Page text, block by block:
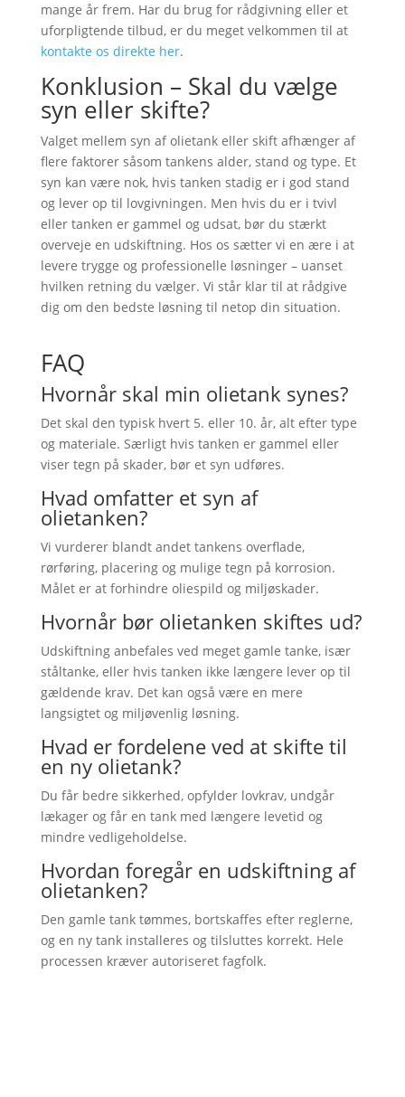
mange år frem. Har du brug for rådgivning eller et
uforpligtende tilbud, er du meget velkommen til at
kontakte os direkte her.
Konklusion – Skal du vælge
syn eller skifte?
Valget mellem syn af olietank eller skift afhænger af
flere faktorer såsom tankens alder, stand og type. Et
syn kan være nok, hvis tanken stadig er i god stand
og lever op til lovgivningen. Men hvis du er i tvivl
eller tanken er gammel og udsat, bør du stærkt
overveje en udskiftning. Hos os sætter vi en ære i at
levere trygge og professionelle løsninger – uanset
hvilken retning du vælger. Vi står klar til at rådgive
dig om den bedste løsning til netop din situation.
FAQ
Hvornår skal min olietank synes?
Det skal den typisk hvert 5. eller 10. år, alt efter type
og materiale. Særligt hvis tanken er gammel eller
viser tegn på skader, bør et syn udføres.
Hvad omfatter et syn af
olietanken?
Vi vurderer blandt andet tankens overflade,
rørføring, placering og mulige tegn på korrosion.
Målet er at forhindre oliespild og miljøskader.
Hvornår bør olietanken skiftes ud?
Udskiftning anbefales ved meget gamle tanke, især
ståltanke, eller hvis tanken ikke længere lever op til
gældende krav. Det kan også være en mere
langsigtet og miljøvenlig løsning.
Hvad er fordelene ved at skifte til
en ny olietank?
Du får bedre sikkerhed, opfylder lovkrav, undgår
lækager og får en tank med længere levetid og
mindre vedligeholdelse.
Hvordan foregår en udskiftning af
olietanken?
Den gamle tank tømmes, bortskaffes efter reglerne,
og en ny tank installeres og tilsluttes korrekt. Hele
processen kræver autoriseret fagfolk.